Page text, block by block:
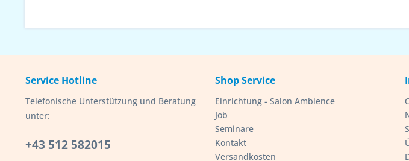
Service Hotline
Telefonische Unterstützung und Beratung
unter:
+43 512 582015
Shop Service
Einrichtung - Salon Ambience
Job
Seminare
Kontakt
Versandkosten